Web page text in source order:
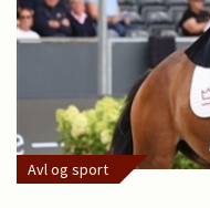
Avl og sport